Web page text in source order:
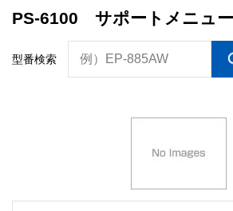
PS-6100 サポートメニュ
型番検索 例）EP-885AW